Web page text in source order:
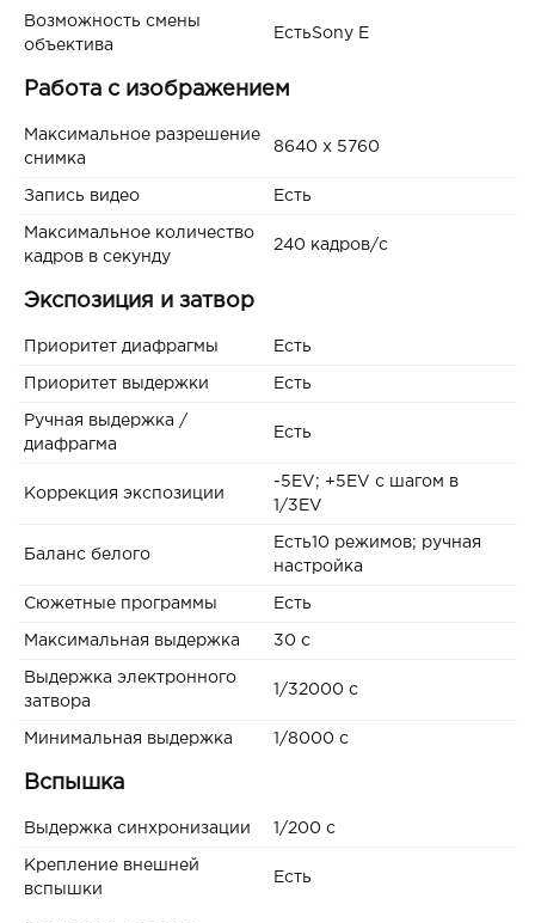
Возможность смены
объектива
ЕстьSony E
Работа с изображением
Максимальное разрешение
снимка
8640 x 5760
Запись видео Есть
Максимальное количество
кадров в секунду
240 кадров/с
Экспозиция и затвор
Приоритет диафрагмы Есть
Приоритет выдержки Есть
Ручная выдержка /
диафрагма
Есть
Коррекция экспозиции
-5EV; +5EV с шагом в
1/3EV
Баланс белого
Есть10 режимов; ручная
настройка
Сюжетные программы Есть
Максимальная выдержка 30 c
Выдержка электронного
затвора
1/32000 c
Минимальная выдержка 1/8000 c
Вспышка
Выдержка синхронизации 1/200 с
Крепление внешней
вспышки
Есть